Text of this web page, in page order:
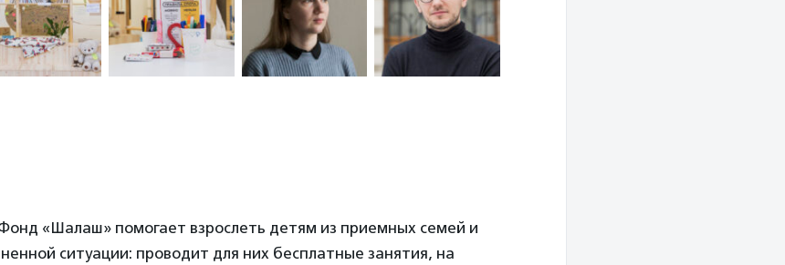
«Шалаш» помогает взрослеть детям из приемных семей и
ситуации: проводит для них бесплатные занятия, на